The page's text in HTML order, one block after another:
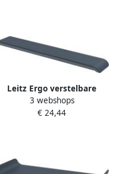
Leitz Ergo verstelbare
toetsenbord polssteun grijs
3 webshops
€ 24,44